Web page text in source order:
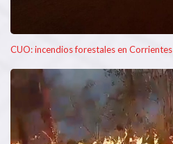
CUO: incendios forestales en Corrientes